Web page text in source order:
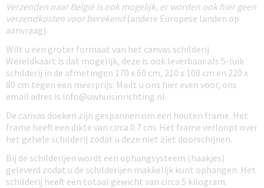
Verzenden naar België is ook mogelijk, er worden ook hier geen
verzendkosten voor berekend (andere Europese landen op
aanvraag).
Wilt u een groter formaat van het canvas schilderij
Wereldkaart is dat mogelijk, deze is ook leverbaar als 5-luik
schilderij in de afmetingen 170 x 60 cm, 210 x 100 cm en 220 x
80 cm tegen een meerprijs. Mailt u ons hier even voor, ons
email adres is info@uwhuisinrichting.nl
De canvas doeken zijn gespannen om een houten frame. Het
frame heeft een dikte van circa 0.7 cm. Het frame verloopt over
het gehele schilderij zodat u deze niet ziet doorschijnen.
Bij de schilderijen wordt een ophangsysteem (haakjes)
geleverd zodat u de schilderijen makkelijk kunt ophangen. Het
schilderij heeft een totaal gewicht van circa 5 kilogram.